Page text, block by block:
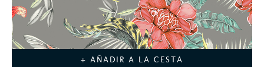
+ AÑADIR A LA CESTA